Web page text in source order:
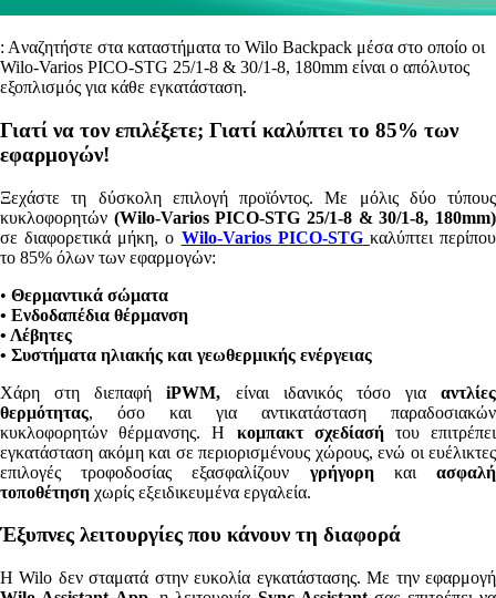
: Aναζητήστε στα καταστήματα το Wilo Backpack μέσα στο οποίο οι
Wilo-Varios PICO-STG 25/1-8 & 30/1-8, 180mm είναι ο απόλυτος
εξοπλισμός για κάθε εγκατάσταση.
Γιατί να τον επιλέξετε; Γιατί καλύπτει το 85% των
εφαρμογών!
Ξεχάστε τη δύσκολη επιλογή προϊόντος. Με μόλις δύο τύπους
κυκλοφορητών (Wilo-Varios PICO-STG 25/1-8 & 30/1-8, 180mm)
σε διαφορετικά μήκη, ο Wilo-Varios PICO-STG καλύπτει περίπου
το 85% όλων των εφαρμογών:
• Θερμαντικά σώματα
• Ενδοδαπέδια θέρμανση
• Λέβητες
• Συστήματα ηλιακής και γεωθερμικής ενέργειας
Χάρη στη διεπαφήiPWM, είναι ιδανικός τόσο για αντλίες
θερμότητας, όσο και για αντικατάσταση παραδοσιακών
κυκλοφορητών θέρμανσης. Η κομπακτ σχεδίασή του επιτρέπει
εγκατάσταση ακόμη και σε περιορισμένους χώρους, ενώ οι ευέλικτες
επιλογές τροφοδοσίας εξασφαλίζουν γρήγορηκαιασφαλή
τοποθέτηση χωρίς εξειδικευμένα εργαλεία.
Έξυπνες λειτουργίες που κάνουν τη διαφορά
Η Wilo δεν σταματά στην ευκολία εγκατάστασης. Με την εφαρμογή